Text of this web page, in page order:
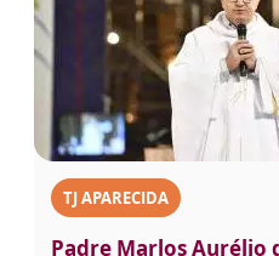
TJ APARECIDA
Padre Marlos Aurélio